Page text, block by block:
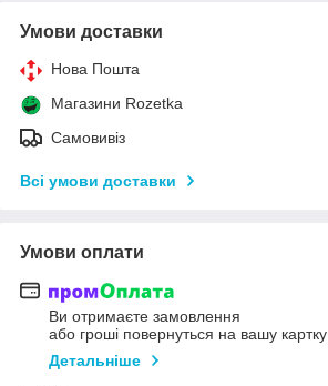
Умови доставки
Нова Пошта
Магазини Rozetka
Самовивіз
Всі умови доставки
Умови оплати
Ви отримаєте замовлення
або гроші повернуться на вашу картку
Детальніше